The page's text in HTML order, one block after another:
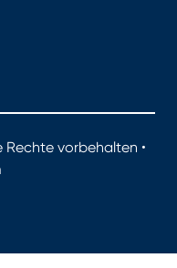
vorbehalten •